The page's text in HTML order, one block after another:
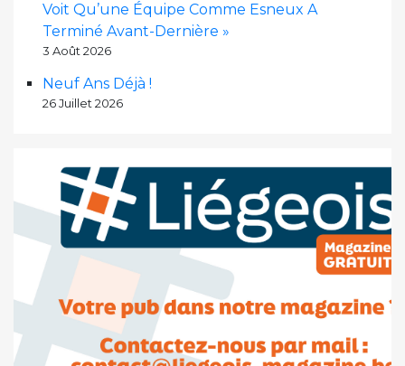
Voit Qu’une Équipe Comme Esneux A
Terminé Avant-Dernière »
3 Août 2026
Neuf Ans Déjà !
26 Juillet 2026